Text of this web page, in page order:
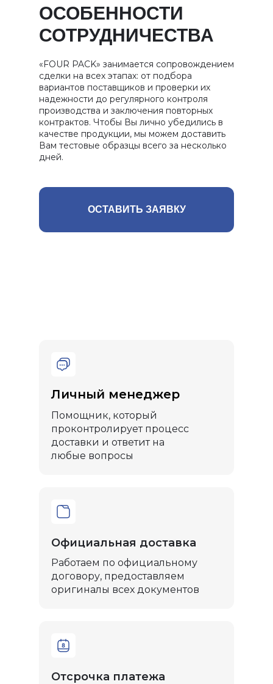
ОСОБЕННОСТИ
СОТРУДНИЧЕСТВА
«FOUR PACK» занимается сопровождением
сделки на всех этапах: от подбора
вариантов поставщиков и проверки их
надежности до регулярного контроля
производства и заключения повторных
контрактов. Чтобы Вы лично убедились в
качестве продукции, мы можем доставить
Вам тестовые образцы всего за несколько
дней.
ОСТАВИТЬ ЗАЯВКУ
Помощник, который
проконтролирует процесс
доставки и ответит на
любые вопросы
Работаем по официальному
договору, предоставляем
оригиналы всех документов
Официальная доставка
Отсрочка платежа
Личный менеджер